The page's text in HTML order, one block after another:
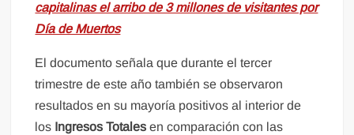
capitalinas el arribo de 3 millones de visitantes por
Día de Muertos
El documento señala que durante el tercer
trimestre de este año también se observaron
resultados en su mayoría positivos al interior de
los Ingresos Totales en comparación con las